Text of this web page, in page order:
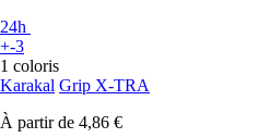
24h
+-3
1 coloris
Karakal Grip X-TRA
À partir de 4,86 €